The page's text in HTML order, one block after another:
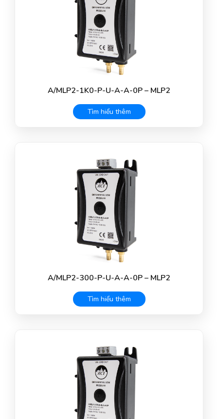
A/MLP2-1K0-P-U-A-A-0P – MLP2
Tìm hiểu thêm
A/MLP2-300-P-U-A-A-0P – MLP2
Tìm hiểu thêm